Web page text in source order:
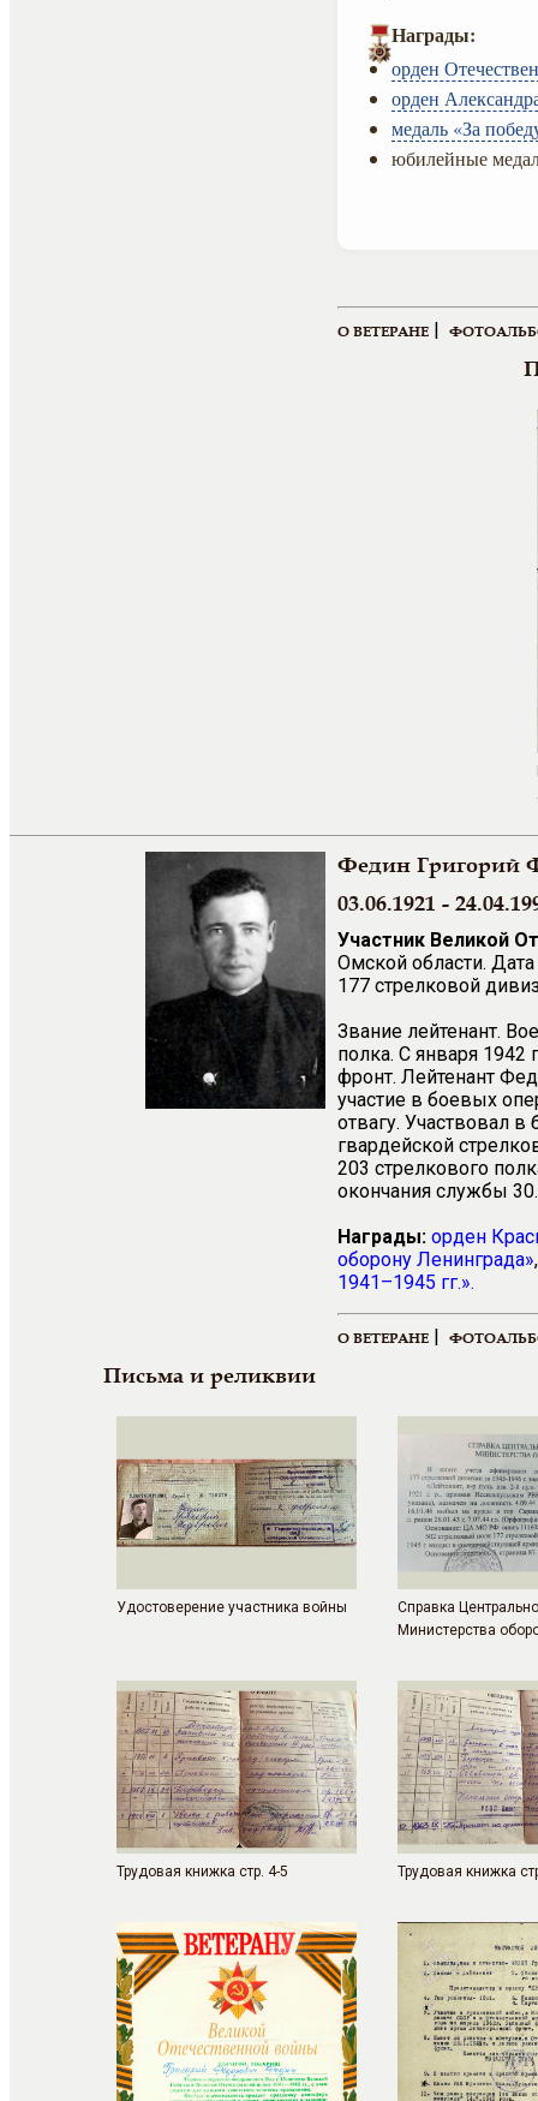
Награды:
орден
орден
медаль «За
юбилейные
О ВЕТЕРАНЕ |
Федин Григорий
03.06.1921 -
Участник Великой
Омской области.
177 стрелковой
Звание лейтенант.
полка. С января 1942
фронт. Лейтенант
участие в боевых
отвагу. Участвовал
гвардейской
203 стрелкового
окончания службы
Награды: орден
оборону Ленинграда»
1941–1945 гг.».
О ВЕТЕРАНЕ |
Письма и реликвии
Удостоверение участника войны
Справка
Министерства
Трудовая книжка стр. 4-5 Трудовая книжка